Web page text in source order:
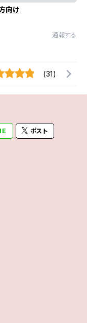
向け
通報する
(31)
ポスト